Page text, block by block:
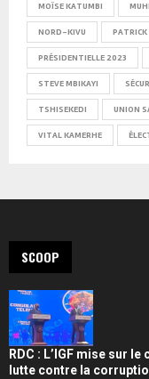
MOÏSE KATUMBI
NORD-KIVU PATRICK
PRÉSIDENTIELLE 2023
STEVE MBIKAYI
TSHISEKEDI UNION
VITAL KAMERHE
SCOOP
RDC : L’IGF mise sur
lutte contre la